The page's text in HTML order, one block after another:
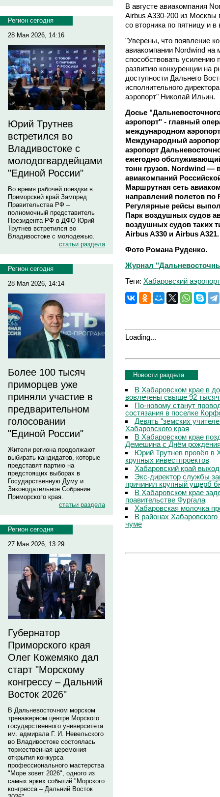
Регион сегодня
28 Мая 2026, 14:16
Юрий Трутнев
встретился во
Владивостоке с
молодогвардейцами
"Единой России"
Во время рабочей поездки в
Приморский край Зампред
Правительства РФ –
полномочный представитель
Президента РФ в ДФО Юрий
Трутнев встретился во
Владивостоке с молодежью.
статьи раздела
Регион сегодня
28 Мая 2026, 14:14
Более 100 тысяч
приморцев уже
приняли участие в
предварительном
голосовании
"Единой России"
Жители региона продолжают
выбирать кандидатов, которые
представят партию на
предстоящих выборах в
Государственную Думу и
Законодательное Собрание
Приморского края.
статьи раздела
Регион сегодня
27 Мая 2026, 13:29
Губернатор
Приморского края
Олег Кожемяко дал
старт "Морскому
конгрессу – Дальний
Восток 2026"
В Дальневосточном морском
тренажерном центре Морского
государственного университета
им. адмирала Г. И. Невельского
во Владивостоке состоялась
торжественная церемония
открытия конкурса
профессионального мастерства
"Море зовет 2026", одного из
самых ярких событий "Морского
конгресса – Дальний Восток
В августе авиакомпания
Airbus A330-200 из Москвы
со вторника по пятницу и в
"Уверены, что появление
авиакомпании Nordwind на
способствовать усилению
развитию конкуренции на
доступности Дальнего
исполнительного
аэропорт" Николай Ильин.
Досье
аэропорт" - главный
международном
Международный
аэропорт
ежегодно
тонн грузов. Nordwind —
авиакомпаний
Маршрутная сеть
направлений полетов по
Регулярные рейсы
Парк воздушных судов
воздушных судов таких
Airbus A330 и Airbus A321.
Фото Романа Руденко.
Журнал
Теги: Хабаровский аэропорт
Loading...
Новости раздела
В Хабаровском крае в
вовлечены свыше 92 тысяч
По-новому станут
состязания в поселке
Девять "земских
Хабаровского края
В Хабаровском крае
Демешина с Днём
Юрий Трутнев провёл в
крупных инвестпроектов
Хабаровский край
Экс-директор службы
причинил крупный ущерб
В Хабаровском крае
правительстве Фургала
Хабаровская молочка
В районах
чуме